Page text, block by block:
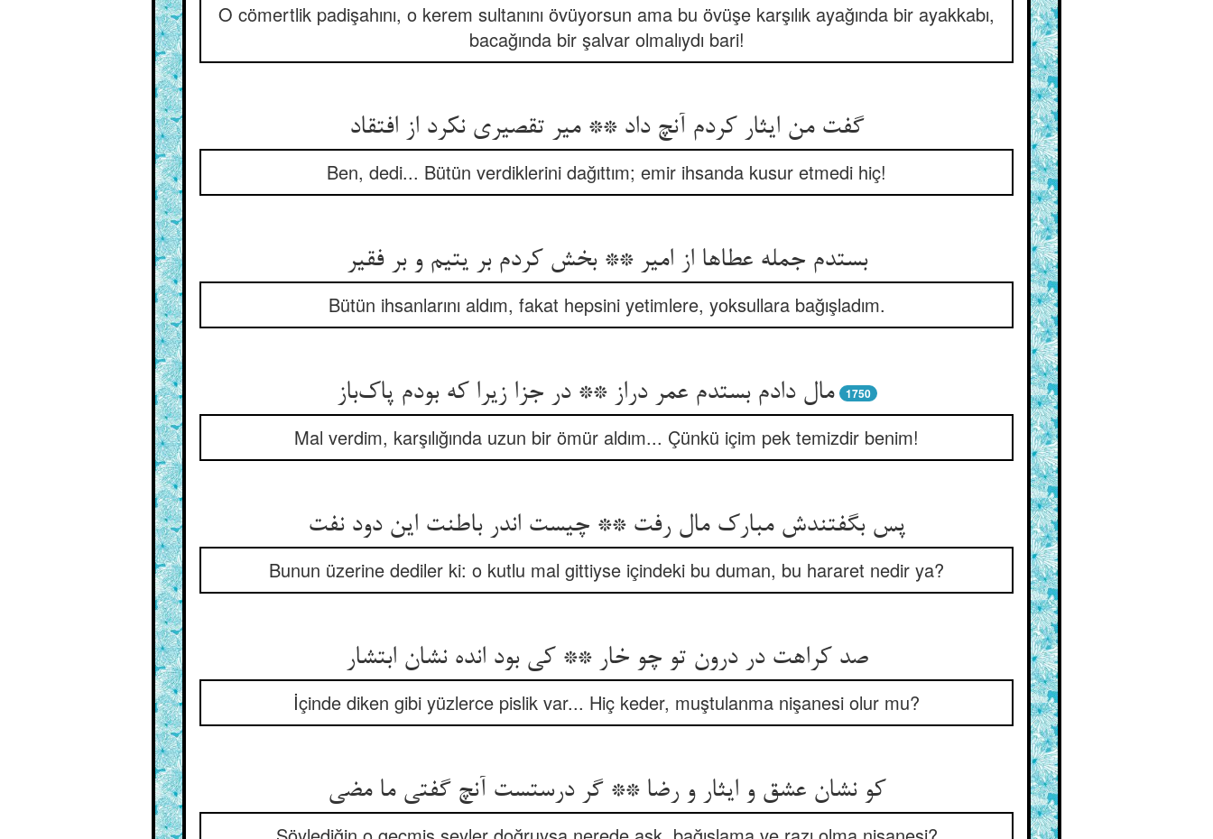
O cömertlik padişahını, o kerem sultanını övüyorsun ama bu övüşe karşılık ayağında bir ayakkabı,
bacağında bir şalvar olmalıydı bari!
گفت من ایثار کردم آنچ داد ** میر تقصیری نکرد از افتقاد
Ben, dedi... Bütün verdiklerini dağıttım; emir ihsanda kusur etmedi hiç!
بستدم جمله عطاها از امیر ** بخش کردم بر یتیم و بر فقیر
Bütün ihsanlarını aldım, fakat hepsini yetimlere, yoksullara bağışladım.
مال دادم بستدم عمر دراز ** در جزا زیرا که بودم پاک‌باز 1750
Mal verdim, karşılığında uzun bir ömür aldım... Çünkü içim pek temizdir benim!
پس بگفتندش مبارک مال رفت ** چیست اندر باطنت این دود نفت
Bunun üzerine dediler ki: o kutlu mal gittiyse içindeki bu duman, bu hararet nedir ya?
صد کراهت در درون تو چو خار ** کی بود انده نشان ابتشار
İçinde diken gibi yüzlerce pislik var... Hiç keder, muştulanma nişanesi olur mu?
کو نشان عشق و ایثار و رضا ** گر درستست آنچ گفتی ما مضی